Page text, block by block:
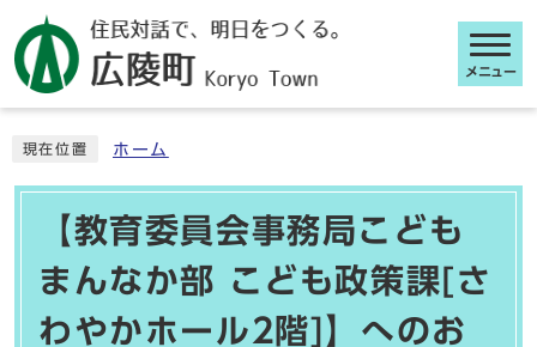
メニュー
現在位置 ホーム
【教育委員会事務局こども
まんなか部 こども政策課[さ
わやかホール2階]】へのお